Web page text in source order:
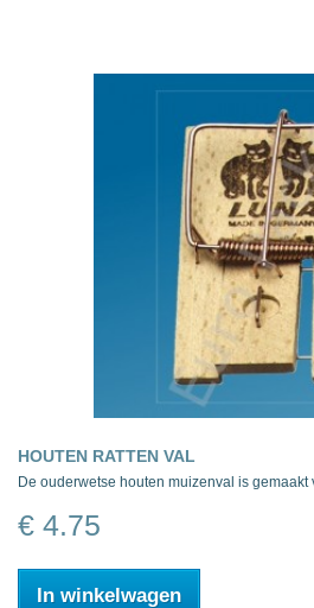
HOUTEN RATTEN VAL
De ouderwetse houten muizenval is gemaakt
€ 4.75
In winkelwagen